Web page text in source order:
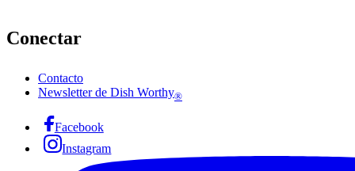
Conectar
Contacto
Newsletter de Dish Worthy®
Facebook
Instagram